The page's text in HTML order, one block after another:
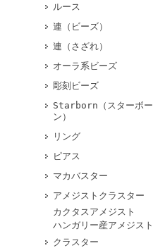
ルース
連（ビーズ）
連（さざれ）
オーラ系ビーズ
彫刻ビーズ
Starborn（スターボー
ン）
リング
ピアス
マカバスター
アメジストクラスター
カクタスアメジスト
ハンガリー産アメジスト
クラスター